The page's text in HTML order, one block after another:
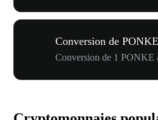
Conversion de
Conversion de 1 PONKE